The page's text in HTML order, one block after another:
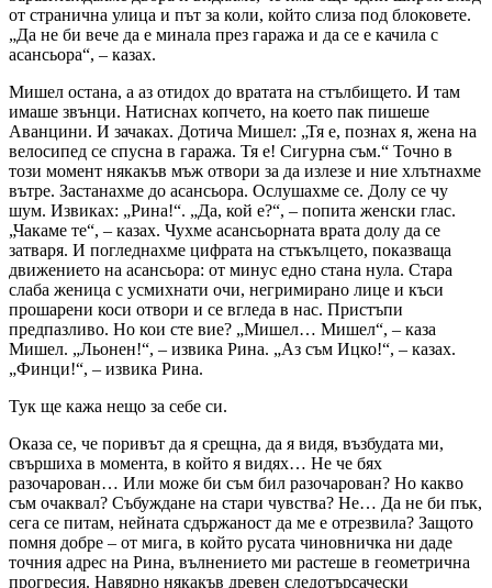
от странична улица и път за коли, който слиза под блоковете.
„Да не би вече да е минала през гаража и да се е качила с
асансьора“, – казах.
Мишел остана, а аз отидох до вратата на стълбището. И там
имаше звънци. Натиснах копчето, на което пак пишеше
Аванцини. И зачаках. Дотича Мишел: „Тя е, познах я, жена на
велосипед се спусна в гаража. Тя е! Сигурна съм.“ Точно в
този момент някакъв мъж отвори за да излезе и ние хлътнахме
вътре. Застанахме до асансьора. Ослушахме се. Долу се чу
шум. Извиках: „Рина!“. „Да, кой е?“, – попита женски глас.
„Чакаме те“, – казах. Чухме асансьорната врата долу да се
затваря. И погледнахме цифрата на стъкълцето, показваща
движението на асансьора: от минус едно стана нула. Стара
слаба женица с усмихнати очи, негримирано лице и къси
прошарени коси отвори и се вгледа в нас. Пристъпи
предпазливо. Но кои сте вие? „Мишел… Мишел“, – каза
Мишел. „Льонен!“, – извика Рина. „Аз съм Ицко!“, – казах.
„Финци!“, – извика Рина.
Тук ще кажа нещо за себе си.
Оказа се, че поривът да я срещна, да я видя, възбудата ми,
свършиха в момента, в който я видях… Не че бях
разочарован… Или може би съм бил разочарован? Но какво
съм очаквал? Събуждане на стари чувства? Не… Да не би пък,
сега се питам, нейната сдържаност да ме е отрезвила? Защото
помня добре – от мига, в който русата чиновничка ни даде
точния адрес на Рина, вълнението ми растеше в геометрична
прогресия. Навярно някакъв древен следотърсачески